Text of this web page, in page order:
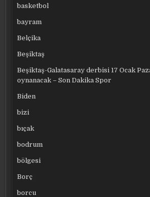
basketbol
bayram
Belçika
Beşiktaş
Beşiktaş-Galatasaray derbisi 17 Ocak
oynanacak – Son Dakika Spor
Biden
bizi
bıçak
bodrum
bölgesi
Borç
borcu